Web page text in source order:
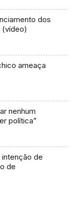
dos
(vídeo)
ameaça
nenhum
política”
de
de